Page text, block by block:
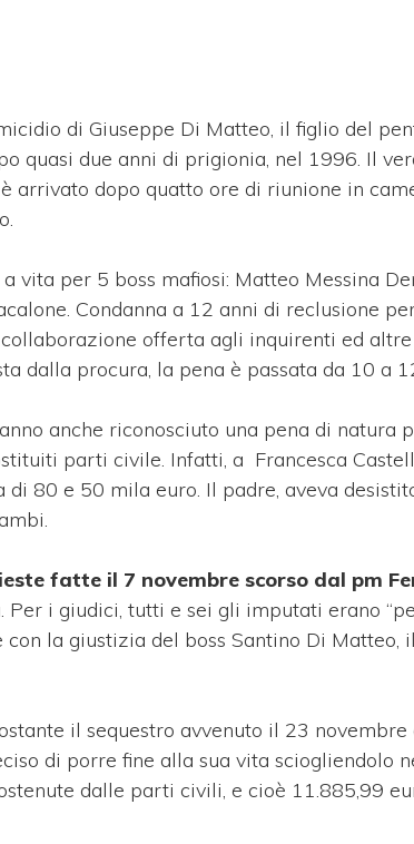
di Giuseppe Di Matteo, il figlio del
quasi due anni di prigionia, nel 1996. Il
arrivato dopo quatto ore di riunione in
vita per 5 boss mafiosi: Matteo Messina
Condanna a 12 anni di reclusione
offerta agli inquirenti ed
dalla procura, la pena è passata da 10 a
anche riconosciuto una pena di natura
parti civile. Infatti, a Francesca
80 e 50 mila euro. Il padre, aveva
fatte il 7 novembre scorso dal pm
i giudici, tutti e sei gli imputati erano
la giustizia del boss Santino Di Matteo,
il sequestro avvenuto il 23
di porre fine alla sua vita sciogliendolo
dalle parti civili, e cioè 11.885,99